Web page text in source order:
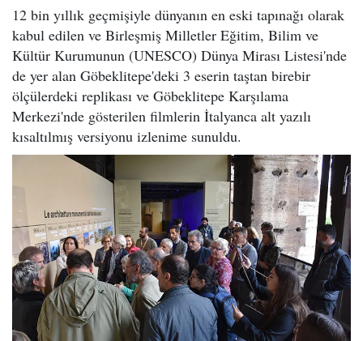
12 bin yıllık geçmişiyle dünyanın en eski tapınağı olarak
kabul edilen ve Birleşmiş Milletler Eğitim, Bilim ve
Kültür Kurumunun (UNESCO) Dünya Mirası Listesi'nde
de yer alan Göbeklitepe'deki 3 eserin taştan birebir
ölçülerdeki replikası ve Göbeklitepe Karşılama
Merkezi'nde gösterilen filmlerin İtalyanca alt yazılı
kısaltılmış versiyonu izlenime sunuldu.